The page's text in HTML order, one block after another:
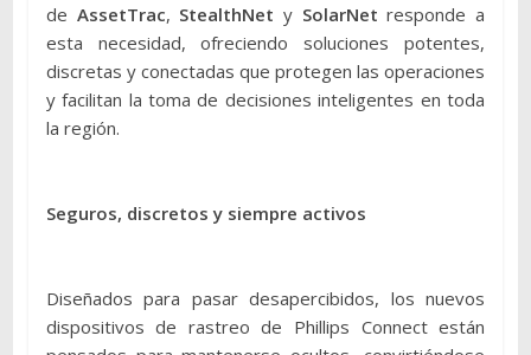
de AssetTrac, StealthNet y SolarNet responde a
esta necesidad, ofreciendo soluciones potentes,
discretas y conectadas que protegen las operaciones
y facilitan la toma de decisiones inteligentes en toda
la región.
Seguros, discretos y siempre activos
Diseñados para pasar desapercibidos, los nuevos
dispositivos de rastreo de Phillips Connect están